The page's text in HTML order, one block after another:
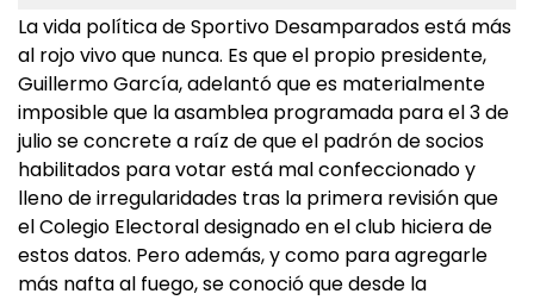
La vida política de Sportivo Desamparados está más
al rojo vivo que nunca. Es que el propio presidente,
Guillermo García, adelantó que es materialmente
imposible que la asamblea programada para el 3 de
julio se concrete a raíz de que el padrón de socios
habilitados para votar está mal confeccionado y
lleno de irregularidades tras la primera revisión que
el Colegio Electoral designado en el club hiciera de
estos datos. Pero además, y como para agregarle
más nafta al fuego, se conoció que desde la